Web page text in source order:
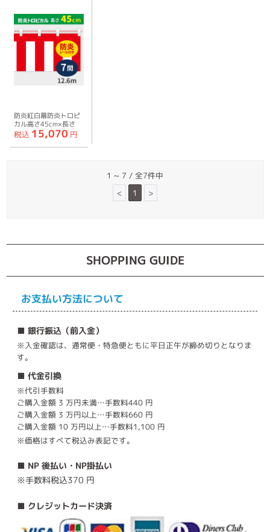
防炎紅白幕防炎トロピ
カル高さ45cm×長さ
12.6m紅白ひも付
税込 15,070 円
1 ~ 7 / 全7件中
<
1 >
SHOPPING GUIDE
お支払い方法について
■ 銀行振込（前入金）
※入金確認は、通常便・特急便ともに平日正午が締め切りとなりま
す。
■ 代金引換
※代引手数料
ご購入金額 3 万円未満…手数料440 円
ご購入金額 3 万円以上…手数料660 円
ご購入金額 10 万円以上…手数料1,100 円
※価格はすべて税込み表記です。
■ NP 後払い・NP掛払い
※手数料税込370 円
■ クレジットカード決済